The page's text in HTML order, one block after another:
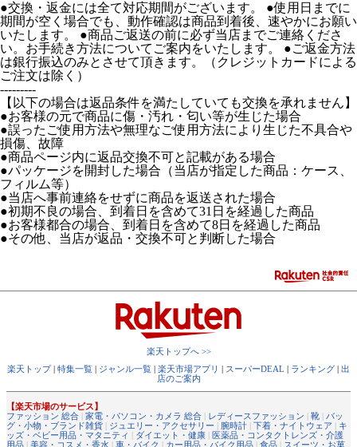
●交換・返金には全て対応期間がございます。 ●使用日までに
期間が空く場合でも、動作確認は商品到着後、速やかにお願い
いたします。 ●商品ご返送の前に必ず当店までご連絡くださ
い。お手続き方法についてご案内をいたします。 ●ご返金方法
は銀行振込のみとさせて頂きます。（クレジットカードによる
ご注文は除く）
---------
【以下の場合は返品条件を満たしていても交換を承れません】
●お客様の元で商品に傷・汚れ・匂い等が生じた場合
●誤ったご使用方法や無理なご使用方法により生じた不具合や
損傷、故障
●商品ページ内に返品交換不可と記載がある場合
●パッケージを開封した場合（当店が指定した商品：ケース、
フィルム等）
●当店へ事前連絡をせずに商品を返送された場合
●初期不良の場合、到着日を含めて31日を経過した商品
●お客様都合の場合、到着日を含めて8日を経過した商品
●その他、当店が返品・交換不可と判断した場合
楽天トップへ >>
楽天トップ
特集一覧 ジャンル一覧 楽天市場アプリ スーパーDEAL ランキング
出
店のご案内
【楽天市場のサービス】
ファッション 総合
家電・パソコン・カメラ 総合 レディースファッション 靴
バッ
グ・小物・ブランド雑貨
ジュエリー・アクセサリー 腕時計 下着・ナイトウェア
キ
ッズ・ベビー用品・マタニティ
ダイエット・健康
医薬品・コンタクトレンズ・介護
用品
美容・コスメ・香水 車・バイク カー用品・バイク用品 食品 スイーツ・お菓